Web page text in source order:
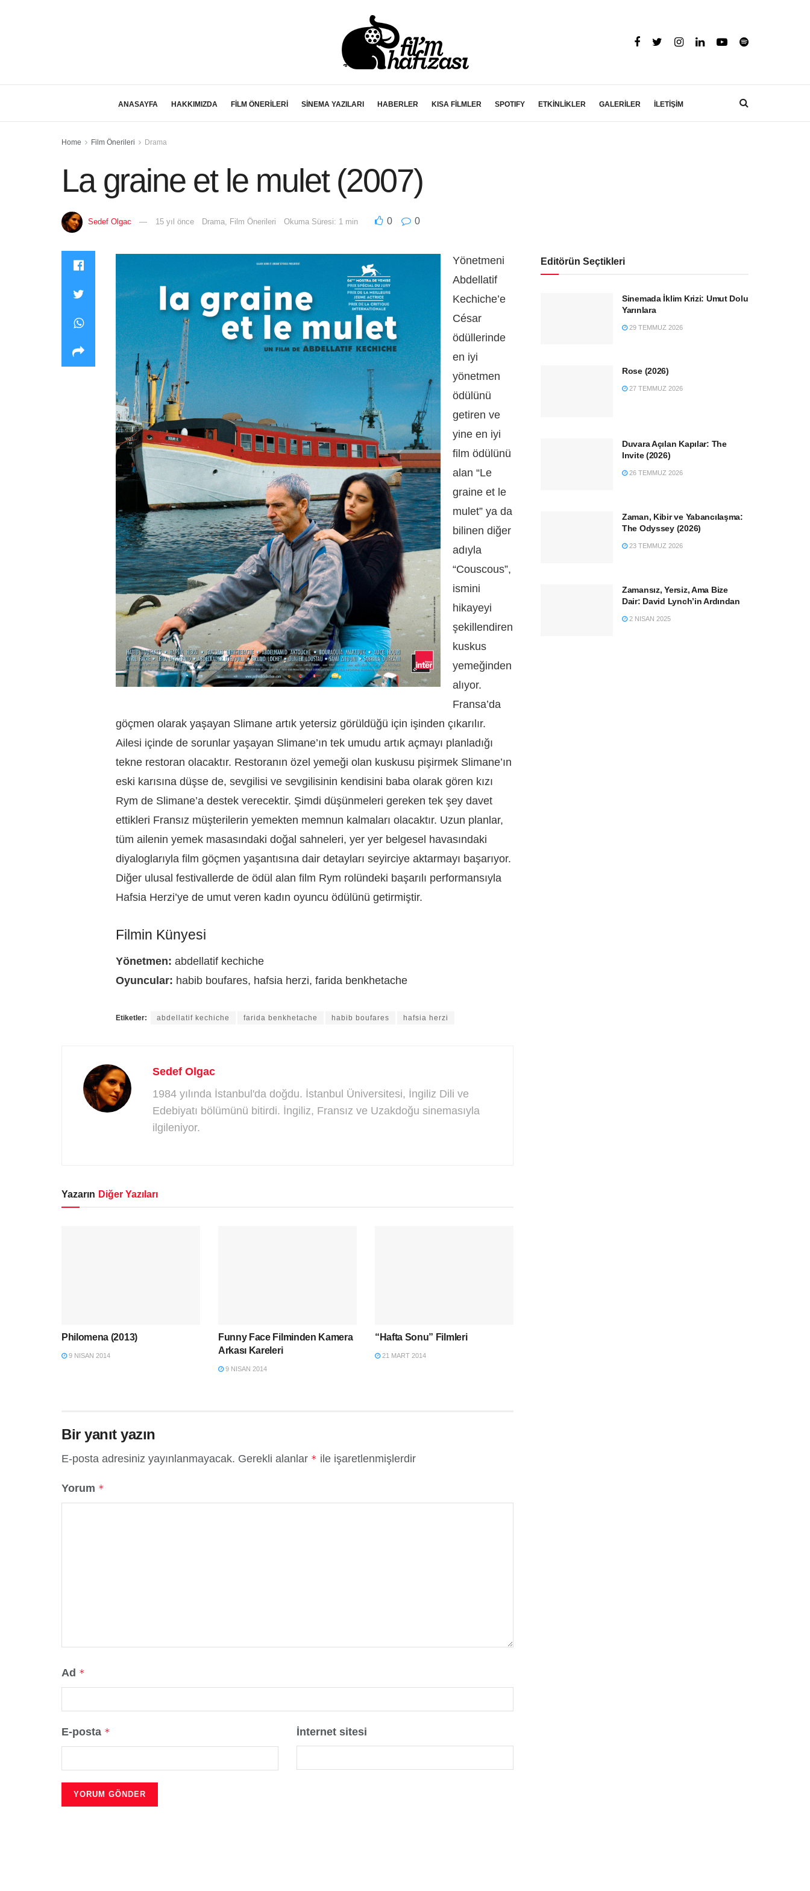
ANASAYFA HAKKIMIZDA FİLM ÖNERİLERİ SİNEMA YAZILARI HABERLER KISA FİLMLER SPOTIFY ETKİNLİKLER GALERİLER İLETİŞİM
Home Film Önerileri Drama
La graine et le mulet (2007)
Sedef Olgac 15 yıl önce Drama Film Önerileri Okuma Süresi: 1 min 0 0
Yönetmeni
Abdellatif
Kechiche’e
César
ödüllerinde
en iyi
yönetmen
ödülünü
getiren ve
yine en iyi
film ödülünü
alan “Le
graine et le
mulet” ya da
bilinen diğer
adıyla
“Couscous”,
ismini
hikayeyi
şekillendiren
kuskus
yemeğinden
alıyor.
Fransa’da
göçmen olarak yaşayan Slimane artık yetersiz görüldüğü için işinden çıkarılır.
Ailesi içinde de sorunlar yaşayan Slimane’ın tek umudu artık açmayı planladığı
tekne restoran olacaktır. Restoranın özel yemeği olan kuskusu pişirmek Slimane’ın
eski karısına düşse de, sevgilisi ve sevgilisinin kendisini baba olarak gören kızı
Rym de Slimane’a destek verecektir. Şimdi düşünmeleri gereken tek şey davet
ettikleri Fransız müşterilerin yemekten memnun kalmaları olacaktır. Uzun planlar,
tüm ailenin yemek masasındaki doğal sahneleri, yer yer belgesel havasındaki
diyaloglarıyla film göçmen yaşantısına dair detayları seyirciye aktarmayı başarıyor.
Diğer ulusal festivallerde de ödül alan film Rym rolündeki başarılı performansıyla
Hafsia Herzi’ye de umut veren kadın oyuncu ödülünü getirmiştir.
Filmin Künyesi
Yönetmen: abdellatif kechiche
Oyuncular: habib boufares, hafsia herzi, farida benkhetache
Etiketler: abdellatif kechiche farida benkhetache habib boufares hafsia herzi
Sedef Olgac
1984 yılında İstanbul'da doğdu. İstanbul Üniversitesi, İngiliz Dili ve
Edebiyatı bölümünü bitirdi. İngiliz, Fransız ve Uzakdoğu sinemasıyla
ilgileniyor.
Yazarın Diğer Yazıları
Philomena (2013)
9 NISAN 2014
Funny Face Filminden Kamera
Arkası Kareleri
9 NISAN 2014
“Hafta Sonu” Filmleri
21 MART 2014
Bir yanıt yazın
E-posta adresiniz yayınlanmayacak. Gerekli alanlar * ile işaretlenmişlerdir
Yorum *
Ad *
E-posta * İnternet sitesi
Editörün Seçtikleri
Sinemada İklim Krizi: Umut Dolu
Yarınlara
29 TEMMUZ 2026
Rose (2026)
27 TEMMUZ 2026
Duvara Açılan Kapılar: The
Invite (2026)
26 TEMMUZ 2026
Zaman, Kibir ve Yabancılaşma:
The Odyssey (2026)
23 TEMMUZ 2026
Zamansız, Yersiz, Ama Bize
Dair: David Lynch’in Ardından
2 NISAN 2025